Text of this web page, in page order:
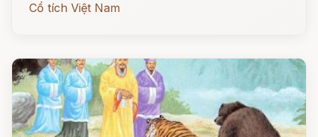
Cổ tích Việt Nam